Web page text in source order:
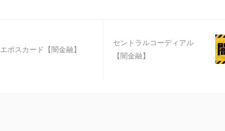
エポスカード【闇金融】
セントラルコーディアル
【闇金融】